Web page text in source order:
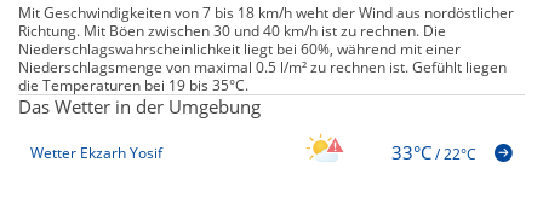
Mit Geschwindigkeiten von 7 bis 18 km/h weht der Wind aus nordöstlicher
Richtung. Mit Böen zwischen 30 und 40 km/h ist zu rechnen. Die
Niederschlagswahrscheinlichkeit liegt bei 60%, während mit einer
Niederschlagsmenge von maximal 0.5 l/m² zu rechnen ist. Gefühlt liegen
die Temperaturen bei 19 bis 35°C.
Das Wetter in der Umgebung
Wetter Ekzarh Yosif 33°C/22°C